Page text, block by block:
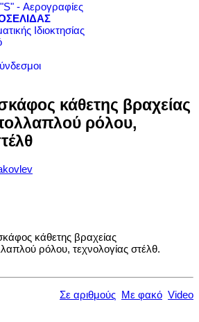
- Αερογραφίες
Ιδιοκτησίας
κάθετης βραχείας
ρόλου,
Σε αριθμούς Με φακό Video